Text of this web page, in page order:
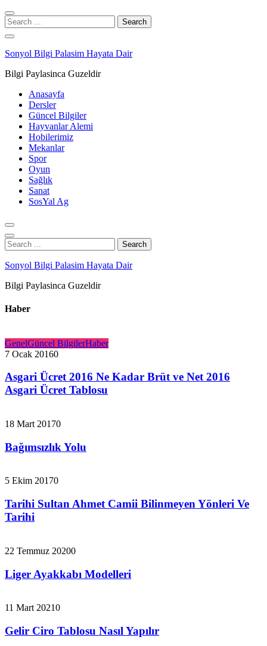
Skip
to
navigation
Skip
to
content
Search
for:
Sonyol Bilgi Palasim Hayata Dair
Bilgi Paylasinca Guzeldir
Anasayfa
Dersler
Güncel Bilgiler
Hayvanlar Alemi
Hobilerimiz
Mekanlar
Spor
Oyun
Sağlık
Sanat
SosYal Ag
Search
for:
Sonyol Bilgi Palasim Hayata Dair
Bilgi Paylasinca Guzeldir
Haber
GenelGüncel BilgilerHaber
7 Ocak 20160
Asgari Ücret 2016 Ne Kadar Brüt ve Net 2016
Asgari Ücret Tablosu
18 Mart 20170
Bağımsızlık Yolu
5 Ekim 20170
Tarihi Sultan Ahmet Camii Bilinmeyen Yönleri Ve
Tarihi
22 Temmuz 20200
Liger Ayakkabı Modelleri
11 Mart 20210
Gelir Ciro Tablosu Nasıl Yapılır